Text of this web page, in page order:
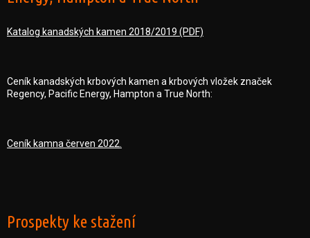
Katalog kanadských kamen 2018/2019 (PDF)
Ceník kanadských krbových kamen a krbových vložek značek
Regency, Pacific Energy, Hampton a True North:
Ceník kamna červen 2022.
Prospekty ke stažení